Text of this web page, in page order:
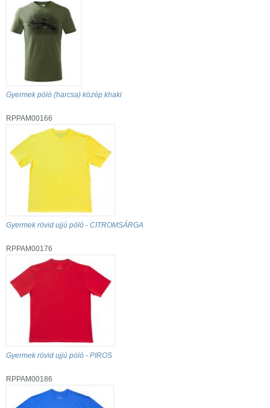
Gyermek póló (harcsa) közép khaki
RPPAM00166
Gyermek rövid ujjú póló - CITROMSÁRGA
RPPAM00176
Gyermek rövid ujjú póló - PIROS
RPPAM00186